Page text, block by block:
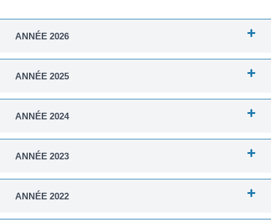
ANNÉE 2026
ANNÉE 2025
ANNÉE 2024
ANNÉE 2023
ANNÉE 2022